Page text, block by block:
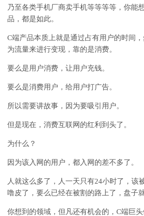
乃至各类手机厂商卖手机等等等等，你能
品，都是如此。
C端产品本质上就是通过占有用户的时间
为流量来进行变现，靠的是消费。
要么是用户消费，让用户充钱。
要么是消费用户，给用户打广告。
所以需要讲故事，因为要吸引用户。
但是现在，消费互联网的红利到头了。
为什么？
因为该入网的用户，都入网的差不多了。
人就这么多了，人一天只有24小时了，该
噜皮了，要么已经在被割的路上了，盘子
你想到的领域，但凡还有机会的，C端巨